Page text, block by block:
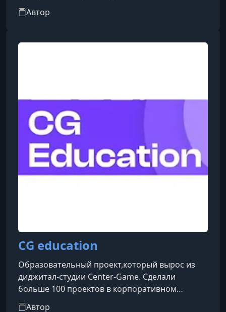
корпоративных программ.
Автор
CG education
Образовательный проект,который вырос из
диджитал-студии Center-Game. Сделали
больше 100 проектов в корпоративном
обучении. Запускают корпоративные
Автор